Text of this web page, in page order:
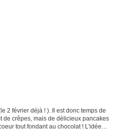
2 février déjà ! ). Il est donc temps de
de crêpes, mais de délicieux pancakes
tout fondant au chocolat ! L'idée